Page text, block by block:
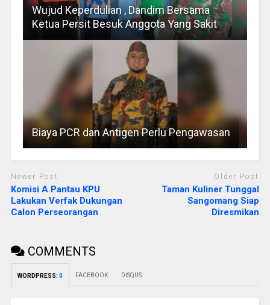
Wujud Keperdulian , Dandim Bersama
Ketua Persit Besuk Anggota Yang Sakit
Biaya PCR dan Antigen Perlu Pengawasan
Newer Post
Komisi A Pantau KPU
Lakukan Verfak Dukungan
Calon Perseorangan
Older Post
Taman Kuliner Tunggal
Sangomang Siap
Diresmikan
COMMENTS
WORDPRESS: 0 FACEBOOK: DISQUS: